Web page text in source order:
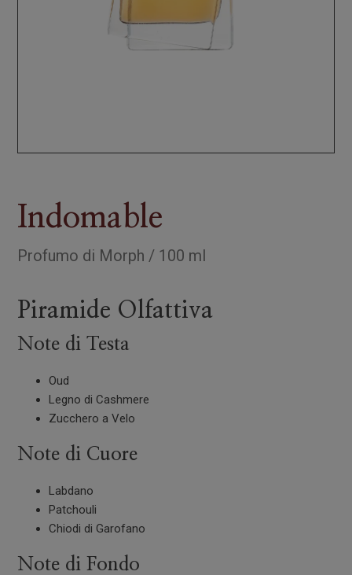
Indomable
Profumo di Morph / 100 ml
Piramide Olfattiva
Note di Testa
Oud
Legno di Cashmere
Zucchero a Velo
Note di Cuore
Labdano
Patchouli
Chiodi di Garofano
Note di Fondo